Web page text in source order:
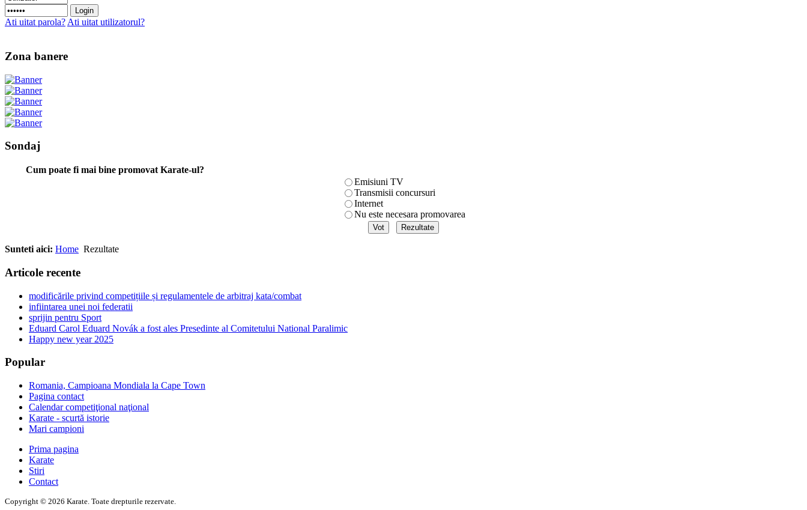
Ati uitat parola? Ati uitat utilizatorul?
Zona banere
Sondaj
Cum poate fi mai bine promovat Karate-ul?
Emisiuni TV
Transmisii concursuri
Internet
Nu este necesara promovarea
Sunteti aici: Home Rezultate
Articole recente
modificările privind competițiile și regulamentele de arbitraj kata/combat
infiintarea unei noi federatii
sprijin pentru Sport
Eduard Carol Eduard Novák a fost ales Presedinte al Comitetului National Paralimic
Happy new year 2025
Popular
Romania, Campioana Mondiala la Cape Town
Pagina contact
Calendar competiţional naţional
Karate - scurtă istorie
Mari campioni
Prima pagina
Karate
Stiri
Contact
Copyright © 2026 Karate. Toate drepturile rezervate.